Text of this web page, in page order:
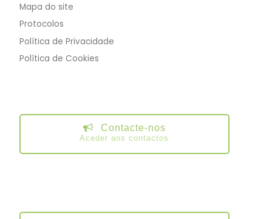
Mapa do site
Protocolos
Política de Privacidade
Política de Cookies
Contacte-nos
Aceder aos contactos